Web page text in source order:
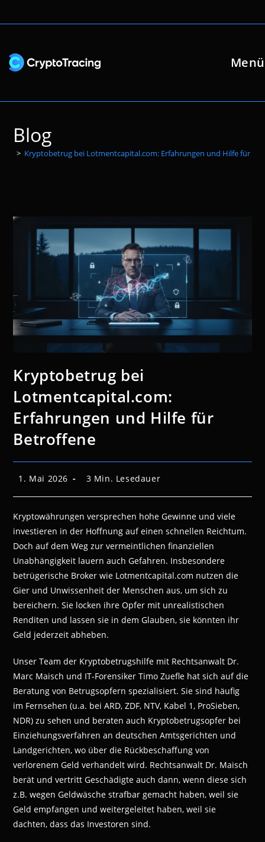
Inhalt
Menü
Blog
> Kryptobetrug bei Lotmentcapital.com: Erfahrungen und Hilfe für
Kryptobetrug bei
Lotmentcapital.com:
Erfahrungen und Hilfe für
Betroffene
Beitrag
1. Mai 2026 Lesedauer:
3 Min. Lesedauer
Kryptowährungen versprechen hohe Gewinne und viele
investieren in der Hoffnung auf einen schnellen Reichtum.
Doch auf dem Weg zur vermeintlichen finanziellen
Unabhängigkeit lauern auch Gefahren. Insbesondere
betrügerische Broker wie Lotmentcapital.com nutzen die
Gier und Unwissenheit der Menschen aus, um sich zu
bereichern. Sie locken ihre Opfer mit unrealistischen
Renditen und lassen sie in dem Glauben, sie könnten ihr
Geld jederzeit abheben.
Unser Team der Kryptobetrugshilfe mit Rechtsanwalt Dr.
Marc Maisch und IT-Forensiker Timo Zuefle hat sich auf die
Beratung von Betrugsopfern spezialisiert. Sie sind häufig
im Fernsehen (u.a. bei ARD, ZDF, NTV, Kabel 1, ProSieben,
NDR) zu sehen und beraten auch Kryptobetrugsopfer bei
Einziehungsverfahren an deutschen Amtsgerichten und
Landgerichten, wo über die Rückbeschaffung von
verlorenem Geld verhandelt wird. Rechtsanwalt Dr. Maisch
berät und vertritt Geschädigte auch dann, wenn diese sich
z.B. wegen Geldwäsche strafbar gemacht haben, weil sie
Geld empfangen und weitergeleitet haben, weil sie
dachten, dass das Investoren sind.